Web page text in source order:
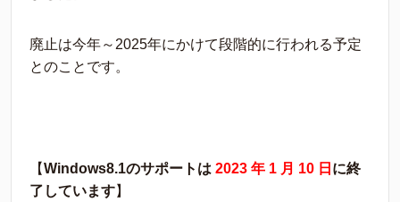
廃止は今年～2025年にかけて段階的に行われる予定
とのことです。
【Windows8.1のサポートは 2023 年 1 月 10 日 に終
了しています】